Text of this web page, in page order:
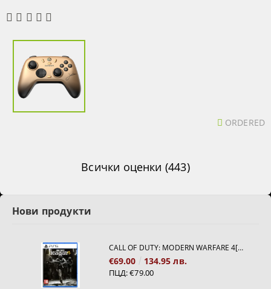
ORDERED
Всички оценки (443)
Нови продукти
CALL OF DUTY: MODERN WARFARE 4[PS5]
€69.00 134.95 лв.
ПЦД:€79.00